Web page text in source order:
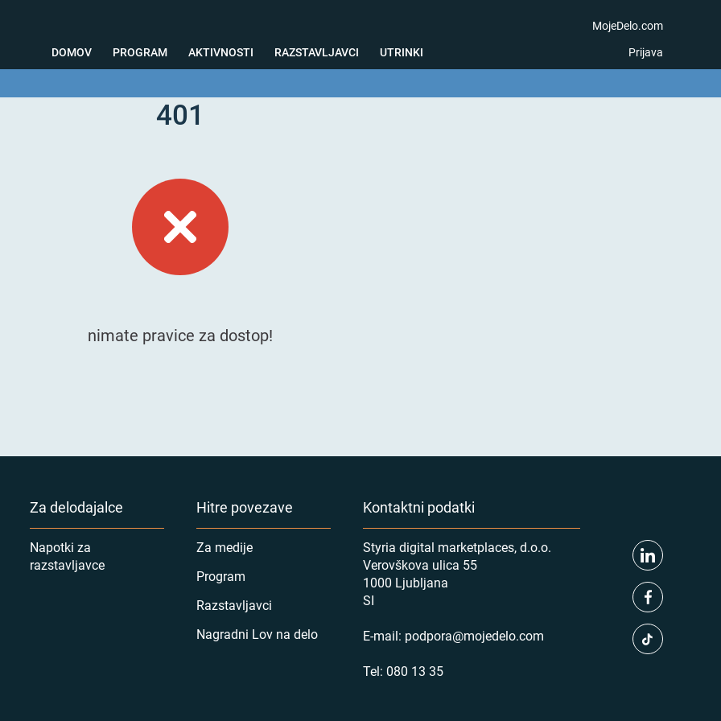
DOMOV PROGRAM AKTIVNOSTI
Testiranja
RAZSTAVLJAVCI UTRINKI
MojeDelo.com
Prijava
401
nimate pravice za dostop!
Za delodajalce
Napotki za
razstavljavce
Hitre povezave
Za medije
Program
Razstavljavci
Nagradni Lov na delo
Kontaktni podatki
Styria digital marketplaces, d.o.o.
Verovškova ulica 55
1000 Ljubljana
SI
E-mail: podpora@mojedelo.com
Tel: 080 13 35